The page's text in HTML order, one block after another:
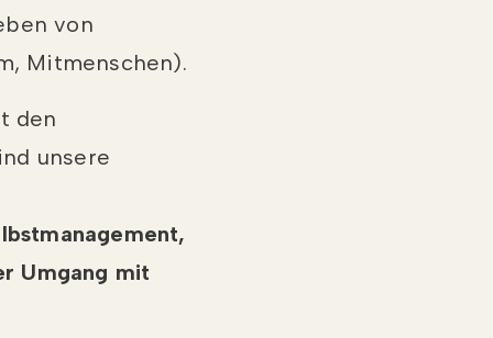
von
Mitmenschen).
den
unsere
Umgang mit